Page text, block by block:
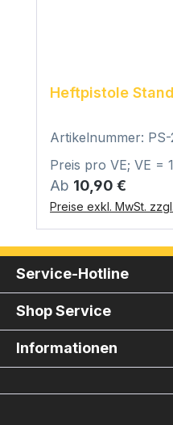
Heftpistole
Artikelnummer:
Preis pro VE; VE =
Regulärer Preis:
Ab 10,90 €
Preise exkl. MwSt.
Service-Hotline
Shop Service
Informationen